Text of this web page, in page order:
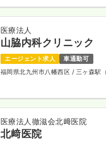
医療法人
山脇内科クリニック
エージェント求人
車通勤可
福岡県北九州市八幡西区 / 三ヶ森駅
医療法人徹滋会北﨑医院
北﨑医院